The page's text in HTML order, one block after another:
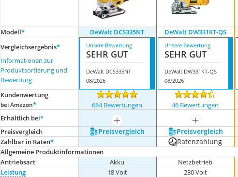
Modell* DeWalt DCS335NT DeWalt DW331KT-QS
Vergleichsergebnis*
Informationen zur
Produktsortierung und
Bewertung
Unsere Bewertung
SEHR GUT
DeWalt DCS335NT
08/2026
Unsere Bewertung
SEHR GUT
DeWalt DW331KT-QS
08/2026
Kundenwertung
bei Amazon* 664 Bewertungen 46 Bewertungen
Erhältlich bei*
mehr anzeigen mehr anzeigen
Preis­vergleich
Preis­vergleich Preis­vergleich
Zahlbar in Raten* Ratenzahlung
Allgemeine Produktinformationen
Antriebsart
Akku Netzbetrieb
Leistung
18 Volt 230 Volt